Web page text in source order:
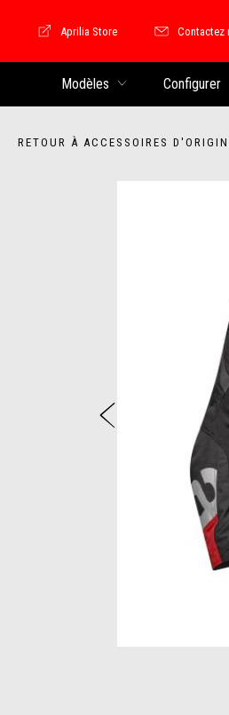
Store Motoguzzi
Aprilia Store Contactez
Modèles Configurer
RETOUR À ACCESSOIRES